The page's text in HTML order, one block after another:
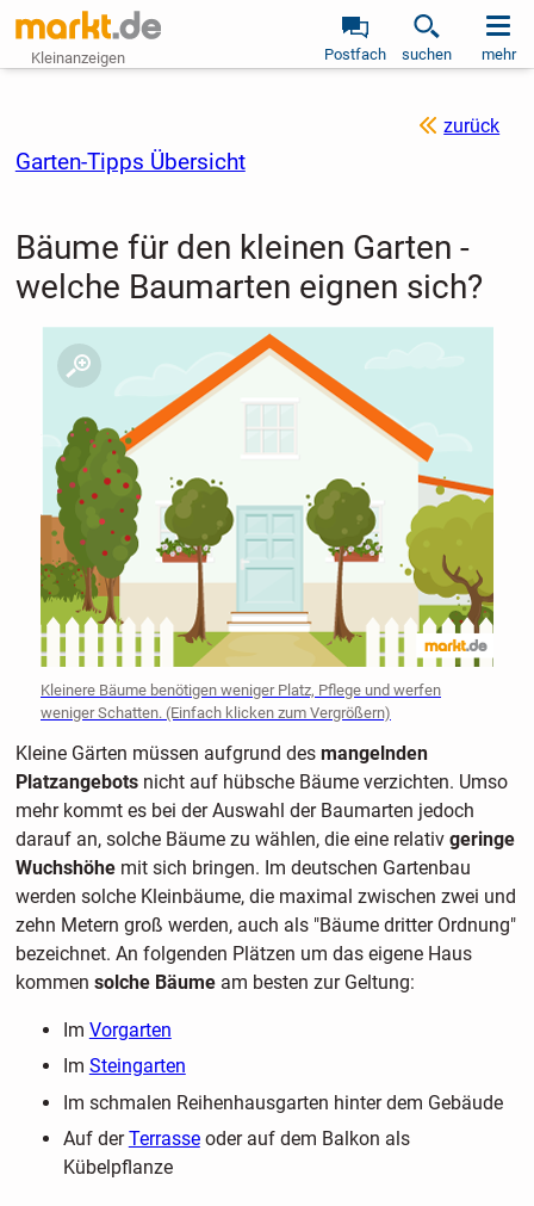
Kleinanzeigen Postfach suchen mehr
zurück
Garten-Tipps Übersicht
Bäume für den kleinen Garten -
welche Baumarten eignen sich?
Kleinere Bäume benötigen weniger Platz, Pflege und werfen
weniger Schatten. (Einfach klicken zum Vergrößern)
Kleine Gärten müssen aufgrund des mangelnden
Platzangebotsnicht auf hübsche Bäume verzichten. Umso
mehr kommt es bei der Auswahl der Baumarten jedoch
darauf an, solche Bäume zu wählen, die eine relativ geringe
Wuchshöhemit sich bringen. Im deutschen Gartenbau
werden solche Kleinbäume, die maximal zwischen zwei und
zehn Metern groß werden, auch als "Bäume dritter Ordnung"
bezeichnet. An folgenden Plätzen um das eigene Haus
kommen solche Bäume am besten zur Geltung:
Im Vorgarten
Im Steingarten
Im schmalen Reihenhausgarten hinter dem Gebäude
Auf derTerrasseoder auf dem Balkon als
Kübelpflanze